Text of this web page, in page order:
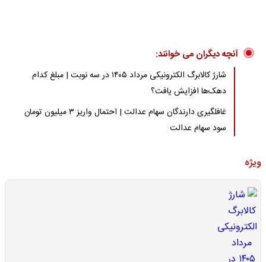
آنچه دیگران می خوانند:
شارژ کالابرگ الکترونیکی مرداد ۱۴۰۵ در سه نوبت | مبلغ کدام
دهک‌ها افزایش یافت؟
غافلگیری دارندگان سهام عدالت | احتمال واریز ۳ میلیون تومان
سود سهام عدالت
ویژه